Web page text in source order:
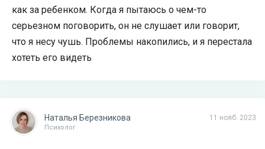
как за ребенком. Когда я пытаюсь о чем-то
серьезном поговорить, он не слушает или говорит,
что я несу чушь. Проблемы накопились, и я перестала
хотеть его видеть
11 нояб. 2023
Наталья Березникова
Психолог